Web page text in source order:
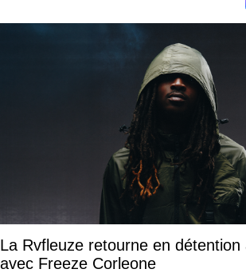
La Rvfleuze retourne en
avec Freeze Corleone